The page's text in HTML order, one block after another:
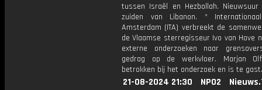
tussen Israël en Hezbollah.
zuiden van Libanon. *
Amsterdam (ITA) verbreekt de
de Vlaamse sterregisseur Ivo van Hove
externe onderzoeken naar
gedrag op de werkvloer. Marjan
betrokken bij het onderzoek en is te gast.
21-08-2024 21:30 NPO2